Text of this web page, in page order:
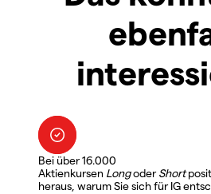
Bei über 16.000
Aktienkursen LongoderShort
heraus, warum Sie sich für IG